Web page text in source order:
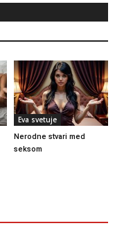
Eva svetuje
Nerodne stvari med
seksom